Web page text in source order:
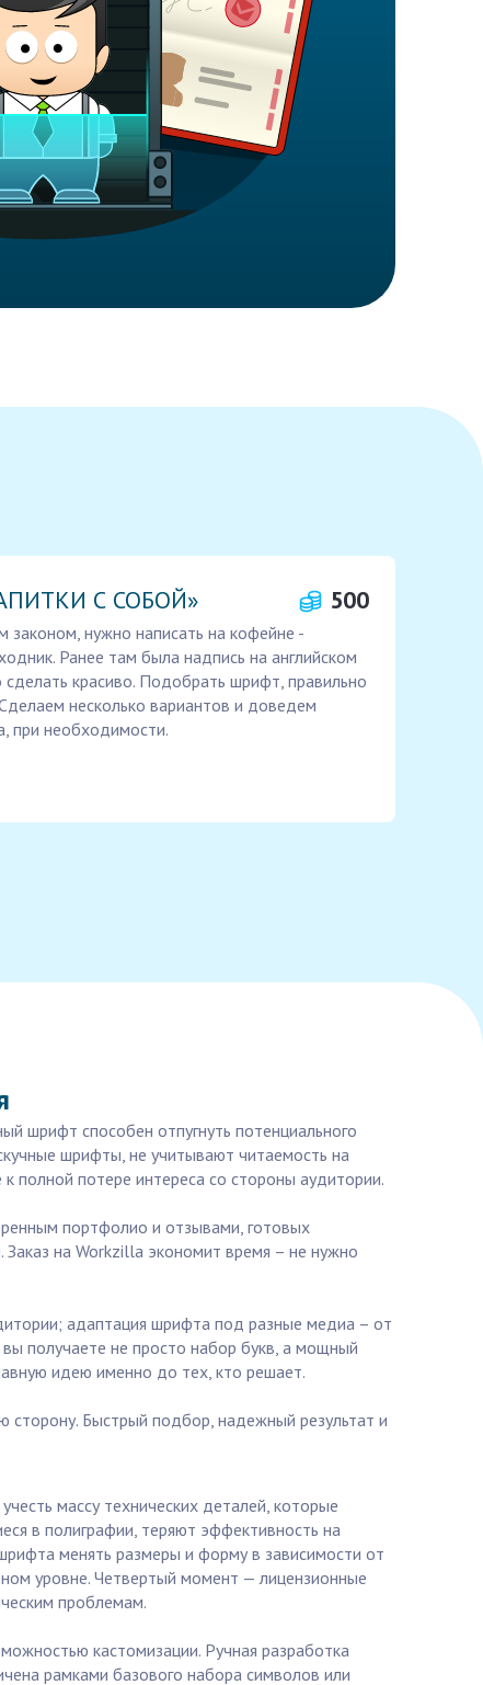
С СОБОЙ» 500
законом, нужно написать на кофейне -
Ранее там была надпись на английском
сделать красиво. Подобрать шрифт, правильно
несколько вариантов и доведем
при необходимости.
шрифт способен отпугнуть потенциального
шрифты, не учитывают читаемость на
полной потере интереса со стороны аудитории.
портфолио и отзывами, готовых
на Workzilla экономит время – не нужно
адаптация шрифта под разные медиа – от
получаете не просто набор букв, а мощный
идею именно до тех, кто решает.
сторону. Быстрый подбор, надежный результат и
массу технических деталей, которые
в полиграфии, теряют эффективность на
менять размеры и форму в зависимости от
уровне. Четвертый момент — лицензионные
проблемам.
кастомизации. Ручная разработка
рамками базового набора символов или